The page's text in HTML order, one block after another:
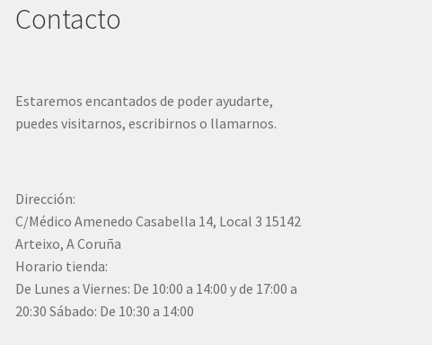
Contacto
Estaremos encantados de poder ayudarte,
puedes visitarnos, escribirnos o llamarnos.
Dirección:
C/Médico Amenedo Casabella 14, Local 3 15142
Arteixo, A Coruña
Horario tienda:
De Lunes a Viernes: De 10:00 a 14:00 y de 17:00 a
20:30 Sábado: De 10:30 a 14:00